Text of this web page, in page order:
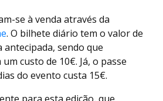
se à venda através da
. O bilhete diário tem o valor de
sendo que
custo de 10€. Já, o passe
do evento custa 15€.